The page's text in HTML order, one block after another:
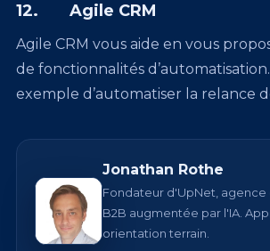
12. Agile CRM
Agile CRM vous aide en vous
de fonctionnalités
exemple d’automatiser la relance
Jonathan Rothe
Fondateur d'UpNet, agence
B2B augmentée par l'IA.
orientation terrain.